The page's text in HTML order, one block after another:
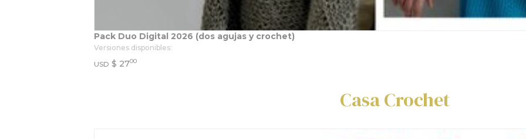
Pack Duo Digital 2026 (dos agujas y crochet)
Versiones disponibles:
USD $ 2700
Casa Crochet